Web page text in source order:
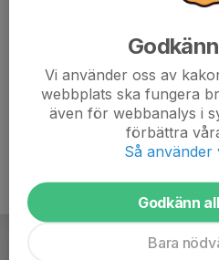
Anmälan är öppen för
Vi använder oss av
webbplats ska fungera
även för webbanalys i
förbättra
Så använder
Godkänn
Bara